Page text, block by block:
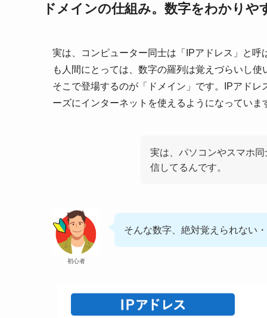
ドメインの仕組み。数字をわかりや
実は、コンピューター同士は「IPアドレス」と
も人間にとっては、数字の羅列は覚えづらいし使
そこで登場するのが「ドメイン」です。IPアド
ーズにインターネットを使えるようになっていま
実は、パソコンやスマホ
信してるんです。
初心者
そんな数字、絶対覚えられない